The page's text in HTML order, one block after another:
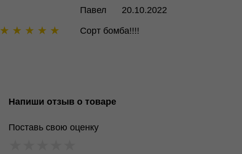
★ ★ ★ ★ ★
Павел 20.10.2022
Сорт бомба!!!!
Напиши отзыв о товаре
Поставь свою оценку